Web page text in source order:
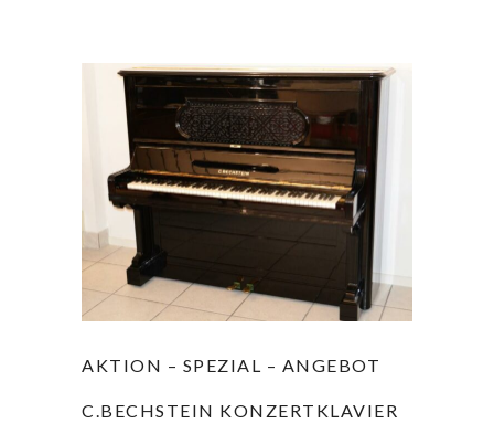
AKTION – SPEZIAL – ANGEBOT
C.BECHSTEIN KONZERTKLAVIER